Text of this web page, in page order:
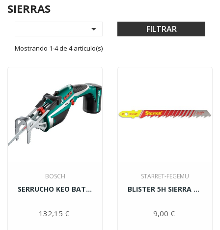
SIERRAS
 FILTRAR
Mostrando 1-4 de 4 artículo(s)
BOSCH
SERRUCHO KEO BATERIA LITIO...
132,15 €
STARRET-FEGEMU
BLISTER 5H SIERRA CALAR...
9,00 €